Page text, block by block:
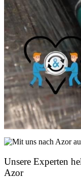
Unsere Experten
Azor